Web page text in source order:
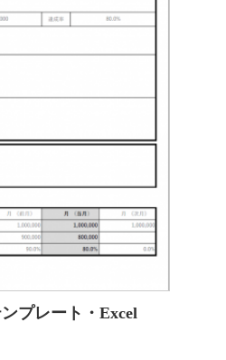
プレート・Excel